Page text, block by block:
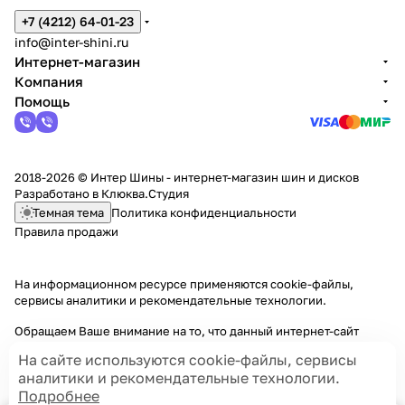
+7 (4212) 64-01-23
info@inter-shini.ru
Интернет-магазин
Компания
Помощь
2018-2026 © Интер Шины - интернет-магазин шин и дисков
Разработано в Клюква.Студия
Темная тема Политика конфиденциальности
Правила продажи
На информационном ресурсе применяютсяcookie-файлы,
сервисы аналитики и рекомендательные технологии.
Обращаем Ваше внимание на то, что данный интернет-сайт
условиях информационные материалы и цены, размещенные на
сайте, не являются публичной офертой, определяемой
положениями Статей 435 и 437 Гражданского кодекса РФ.
На сайте используются cookie-файлы, сервисы
аналитики и рекомендательные технологии.
Подробнее